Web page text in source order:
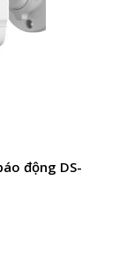
động DS-